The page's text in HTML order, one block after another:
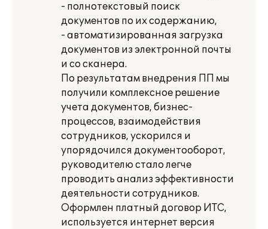
- полнотекстовый поиск
документов по их содержанию,
- автоматизированная загрузка
документов из электронной почты
и со сканера.
По результатам внедрения ПП мы
получили комплексное решение
учета документов, бизнес-
процессов, взаимодействия
сотрудников, ускорился и
упорядочился документооборот,
руководителю стало легче
проводить анализ эффективности
деятельности сотрудников.
Оформлен платный договор ИТС,
используется интернет версия